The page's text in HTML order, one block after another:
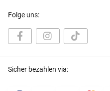
Folge uns:
Sicher bezahlen via: